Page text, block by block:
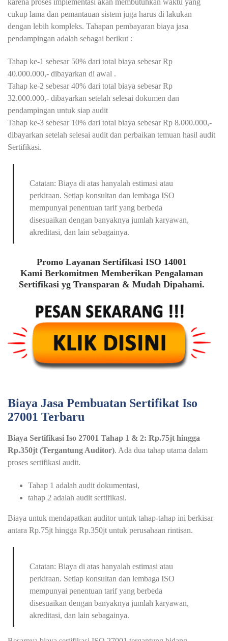
karena proses implementasi akan membutuhkan waktu yang
cukup lama dan pemantauan sistem juga harus di lakukan
dengan lebih kompleks. Tahapan pembayaran biaya jasa
pendampingan adalah sebagai berikut :
Tahap ke-1 sebesar 50% dari total biaya sebesar Rp
40.000.000,- dibayarkan di awal .
Tahap ke-2 sebesar 40% dari total biaya sebesar Rp
32.000.000,- dibayarkan setelah selesai dokumen dan
pendampingan untuk siap audit
Tahap ke-3 sebesar 10% dari total biaya sebesar Rp 8.000.000,-
dibayarkan setelah selesai audit dan perbaikan temuan hasil audit
Sertifikasi.
Catatan: Biaya di atas hanyalah estimasi atau
perkiraan. Setiap konsultan dan lembaga ISO
mempunyai penentuan tarif yang berbeda
disesuaikan dengan banyaknya jumlah karyawan,
akreditasi, dan lain sebagainya.
Promo Layanan Sertifikasi ISO 14001
Kami Berkomitmen Memberikan Pengalaman
Sertifikasi yg Transparan & Mudah Dipahami.
Biaya Jasa Pembuatan Sertifikat Iso
27001 Terbaru
Biaya Sertifikasi Iso 27001 Tahap 1 & 2: Rp.75jt hingga
Rp.350jt (Tergantung Auditor). Ada dua tahap utama dalam
proses sertifikasi audit.
Tahap 1 adalah audit dokumentasi,
tahap 2 adalah audit sertifikasi.
Biaya untuk mendapatkan auditor untuk tahap-tahap ini berkisar
antara Rp.75jt hingga Rp.350jt untuk perusahaan rintisan.
Catatan: Biaya di atas hanyalah estimasi atau
perkiraan. Setiap konsultan dan lembaga ISO
mempunyai penentuan tarif yang berbeda
disesuaikan dengan banyaknya jumlah karyawan,
akreditasi, dan lain sebagainya.